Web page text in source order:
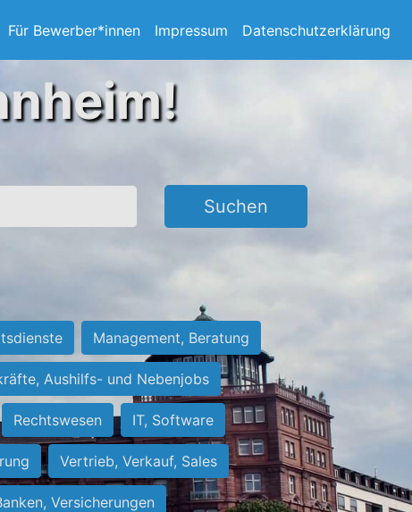
Für Bewerber*innen Impressum Datenschutzerklärung
Suchen
Management, Beratung
Aushilfs- und Nebenjobs
Rechtswesen IT, Software
Vertrieb, Verkauf, Sales
Versicherungen